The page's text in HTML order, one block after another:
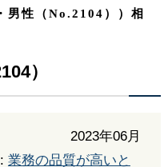
男性（No.2104））相
）
2023年06月
業務の品質が高いと